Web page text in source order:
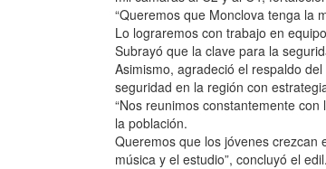
“Queremos que Monclova tenga la
Lo lograremos con trabajo en
Subrayó que la clave para la
Asimismo, agradeció el respaldo
seguridad en la región con
“Nos reunimos constantemente
la población.
Queremos que los jóvenes crezcan
música y el estudio”, concluyó el edil.